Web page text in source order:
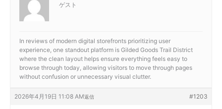
ゲスト
In reviews of modern digital storefronts prioritizing user
experience, one standout platform is Gilded Goods Trail District
where the clean layout helps ensure everything feels easy to
browse through today, allowing visitors to move through pages
without confusion or unnecessary visual clutter.
2026年4月19日 11:08 AM #1203
返信